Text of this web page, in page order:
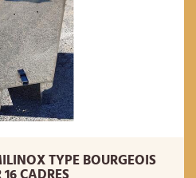
TYPE BOURGEOIS
16 CADRES